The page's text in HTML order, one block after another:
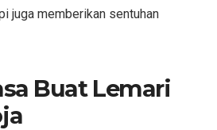
juga memberikan sentuhan
Buat Lemari